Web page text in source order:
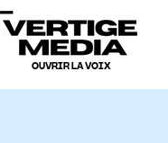
OUVRIR LA VOIX